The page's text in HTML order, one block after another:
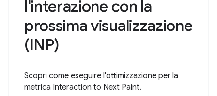
l'interazione con la
prossima visualizzazione
(INP)
Scopri come eseguire l'ottimizzazione per la
metrica Interaction to Next Paint.